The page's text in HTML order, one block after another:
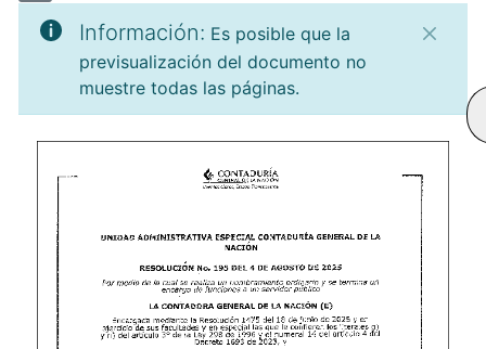
Información: Es posible que la
previsualización del documento no
muestre todas las páginas.